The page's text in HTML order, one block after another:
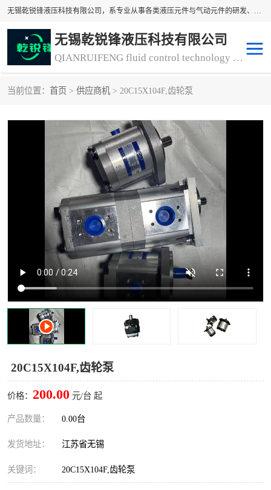
无锡乾锐锋液压科技有限公司，系专业从事各类液压元件与气动元件的研发、生产和销售业务为一体的生产型齿轮泵厂家、液压齿轮泵厂家。主要生产销售风冷式冷却器、液压油风冷却器，冷却器厂家直销、齿轮泵型号、齿轮泵厂家排名详情可来电咨询！
无锡乾锐锋液压科技有限公司
QIANRUIFENG fluid control technology co. LTD
当前位置： 首页 > 供应商机 > 20C15X104F,齿轮泵
20C15X104F,齿轮泵
价格： 200.00 元/台 起
产品数量： 0.00台
发货地址： 江苏省无锡
关键词： 20C15X104F,齿轮泵